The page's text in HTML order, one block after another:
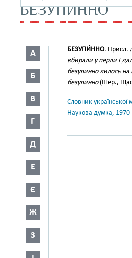
БЕЗУПИННО
А
Б
В
Г
Д
Е
Є
Ж
З
БЕЗУПИ́ННО. Присл.
вбирали у перли І
безупинно лилось на
безупинно(Шер.,
Словник
Наукова думка,